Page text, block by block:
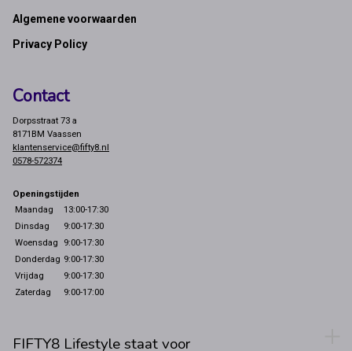
Footer
Algemene voorwaarden
Privacy Policy
Contact
Dorpsstraat 73 a
8171BM Vaassen
klantenservice@fifty8.nl
0578-572374
Openingstijden
Maandag
13:00-17:30
Dinsdag
9:00-17:30
Woensdag
9:00-17:30
Donderdag 9:00-17:30
Vrijdag
9:00-17:30
Zaterdag
9:00-17:00
FIFTY8 Lifestyle staat voor